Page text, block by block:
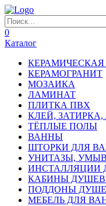
0
Каталог
КЕРАМОГРАНИТ
МОЗАИКА
ЛАМИНАТ
ПЛИТКА ПВХ
КЛЕЙ,
ТЁПЛЫЕ ПОЛЫ
ВАННЫ
ШТОРКИ ДЛЯ
УНИТАЗЫ,
ИНСТАЛЛЯЦИИ
КАБИНЫ
ПОДДОНЫ
МЕБЕЛЬ ДЛЯ